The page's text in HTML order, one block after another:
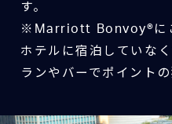
す。
※Marriott Bonvoy®に
ホテルに宿泊していな
ランやバーでポイント